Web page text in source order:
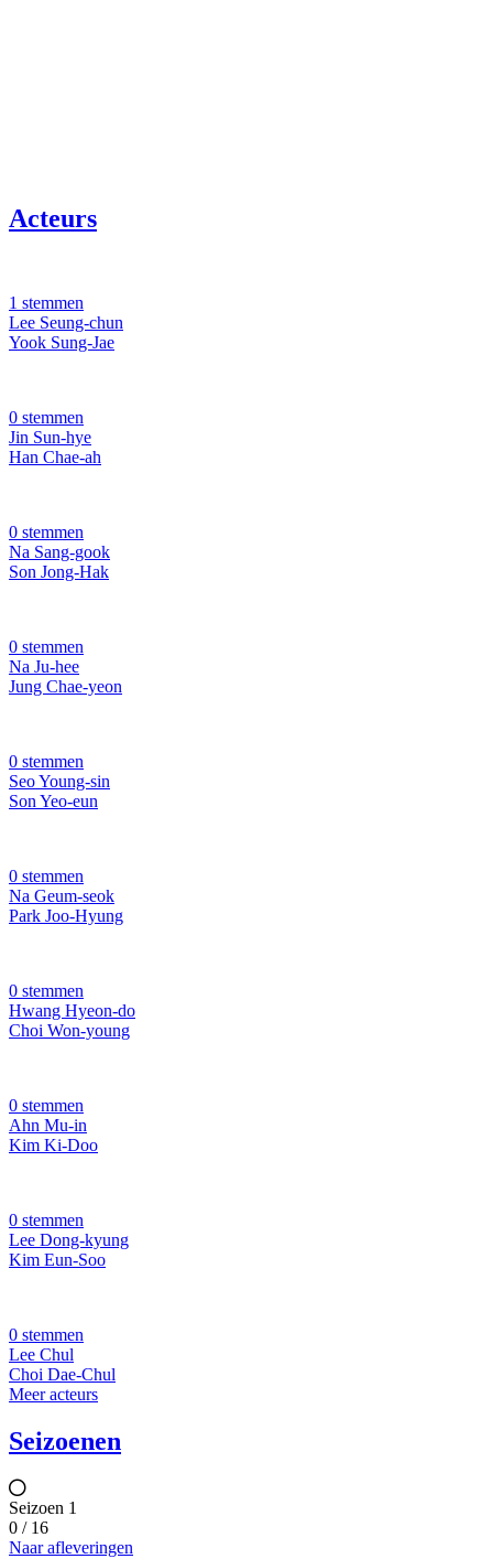
Acteurs
1 stemmen
Lee Seung-chun
Yook Sung-Jae
0 stemmen
Jin Sun-hye
Han Chae-ah
0 stemmen
Na Sang-gook
Son Jong-Hak
0 stemmen
Na Ju-hee
Jung Chae-yeon
0 stemmen
Seo Young-sin
Son Yeo-eun
0 stemmen
Na Geum-seok
Park Joo-Hyung
0 stemmen
Hwang Hyeon-do
Choi Won-young
0 stemmen
Ahn Mu-in
Kim Ki-Doo
0 stemmen
Lee Dong-kyung
Kim Eun-Soo
0 stemmen
Lee Chul
Choi Dae-Chul
Meer acteurs
Seizoenen
Seizoen 1
0 / 16
Naar afleveringen